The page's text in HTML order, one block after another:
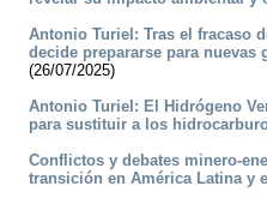
Antonio Turiel: Tras el fracaso
decide prepararse para nuevas
(26/07/2025)
Antonio Turiel: El Hidrógeno
para sustituir a los
Conflictos y debates minero-
transición en América Latina y